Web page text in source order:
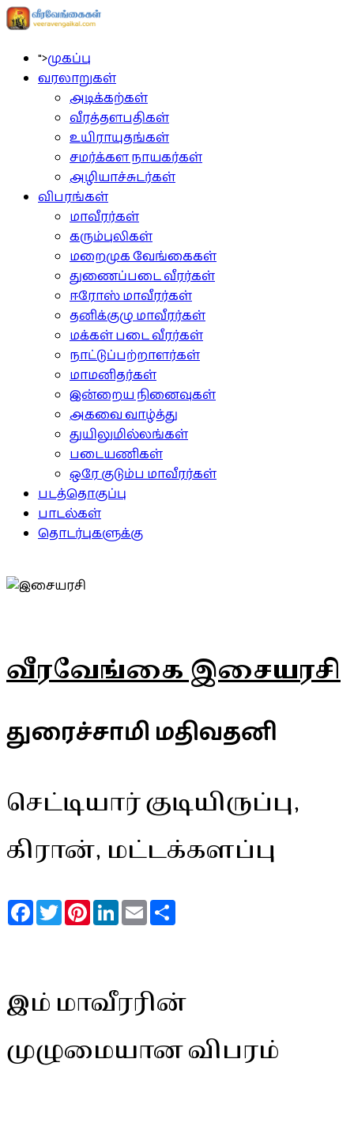
">முகப்பு
வரலாறுகள்
அடிக்கற்கள்
வீரத்தளபதிகள்
உயிராயுதங்கள்
சமர்க்கள நாயகர்கள்
அழியாச்சுடர்கள்
விபரங்கள்
மாவீரர்கள்
கரும்புலிகள்
மறைமுக வேங்கைகள்
துணைப்படை வீரர்கள்
ஈரோஸ் மாவீரர்கள்
தனிக்குழு மாவீரர்கள்
மக்கள் படை வீரர்கள்
நாட்டுப்பற்றாளர்கள்
மாமனிதர்கள்
இன்றைய நினைவுகள்
அகவை வாழ்த்து
துயிலுமில்லங்கள்
படையணிகள்
ஒரே குடும்ப மாவீரர்கள்
படத்தொகுப்பு
பாடல்கள்
தொடர்புகளுக்கு
வீரவேங்கை இசையரசி
துரைச்சாமி மதிவதனி
செட்டியார் குடியிருப்பு,
கிரான், மட்டக்களப்பு
FacebookTwitterPinterestLinkedInEmail
இம் மாவீரரின்
முழுமையான விபரம்